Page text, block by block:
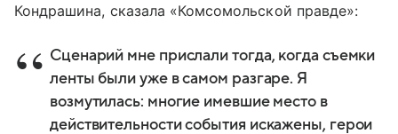
Кондрашина, сказала «Комсомольской правде»:
Сценарий мне прислали тогда, когда съемки
ленты были уже в самом разгаре. Я
возмутилась: многие имевшие место в
действительности события искажены, герои